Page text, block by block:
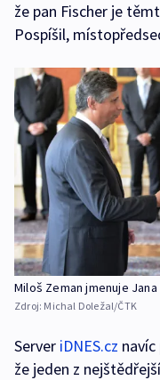
že pan Fischer je
Pospíšil,
Miloš Zeman jmenuje
Zdroj: Michal Doležal/ČTK
Server iDNES.cz
že jeden z